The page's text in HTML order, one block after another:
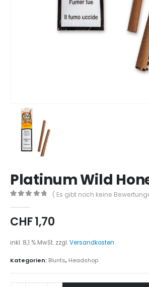
Platinum Wild
( Es gibt noch keine
CHF1,70
inkl. 8,1 % MwSt. zzgl.Versandkosten
Kategorien: Blunts, Headshop